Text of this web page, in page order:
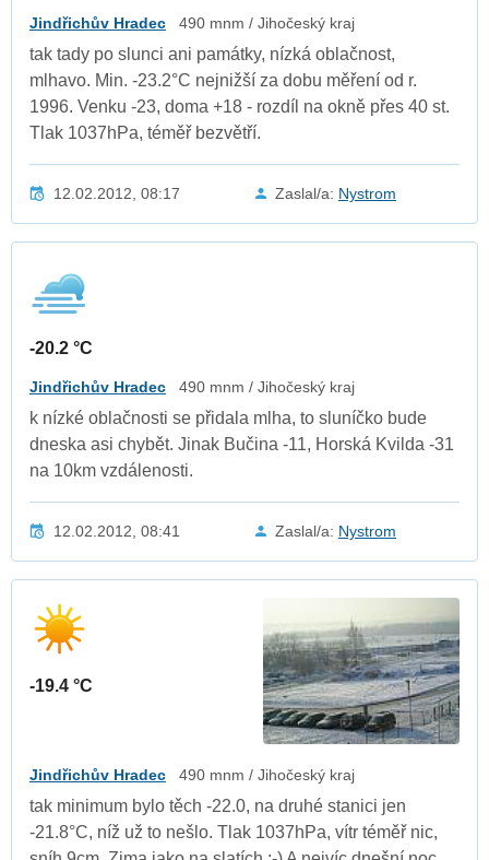
Jindřichův Hradec 490 mnm / Jihočeský kraj
tak tady po slunci ani památky, nízká oblačnost,
mlhavo. Min. -23.2°C nejnižší za dobu měření od r.
1996. Venku -23, doma +18 - rozdíl na okně přes 40 st.
Tlak 1037hPa, téměř bezvětří.
12.02.2012, 08:17 Zaslal/a: Nystrom
-20.2 °C
Jindřichův Hradec 490 mnm / Jihočeský kraj
k nízké oblačnosti se přidala mlha, to sluníčko bude
dneska asi chybět. Jinak Bučina -11, Horská Kvilda -31
na 10km vzdálenosti.
12.02.2012, 08:41 Zaslal/a: Nystrom
-19.4 °C
Jindřichův Hradec 490 mnm / Jihočeský kraj
tak minimum bylo těch -22.0, na druhé stanici jen
-21.8°C, níž už to nešlo. Tlak 1037hPa, vítr téměř nic,